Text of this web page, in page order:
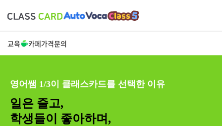
교육 카페가격문의
영어쌤 1/3이 클래스카드를 선택한 이유
일은 줄고,
학생들이 좋아하며,